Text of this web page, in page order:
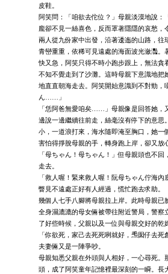
皮鞋。
阿笑問：「咱欲去佗位？」母親淡漠地說：
龐卻不見一絲喜色，反而罩著隱隱的哀愁，
兩人從九份家中出發，沿著逶迤的山路，往
青巒重重，依稀可見遠處的海面波光瀲灩。
快又急，阿笑只得不時小跑步跟上，無法貪
不知不覺走到了沙灘。這時母親下意識地把
地直直朝海走去。阿笑開始意識到不對勁，
ん……」
「恁阿爸無愛咱矣……」母親像是回答她，
邊說一邊繼續往前走，絲毫沒有停下的意思
小，一道浪打來，海水隨即淹至胸口，她一
害怕得掙脫母親的手，轉身跑上岸，卻又放
「母ちゃん！母ちゃん！」但母親頭也不回
走去。
「救人喔！緊來救人喔！阮母ちゃん佇海
瞥見不遠處正好有人經過，慌忙跑去求助。
幾個人七手八腳將母親拉上岸。此時母親已
全身濕漉漉的母女倆被帶往附近警局，警察
了好些時候，父親以及一位與母親交好的乾
「你欲死，家己去死死咧就好，𤆬囡仔去死
夫妻倆又是一陣爭吵。
母親知悉父親在外頭與人相好，一心尋死。
頭，成了阿笑童年記憶裡最深刻的一瞬。長